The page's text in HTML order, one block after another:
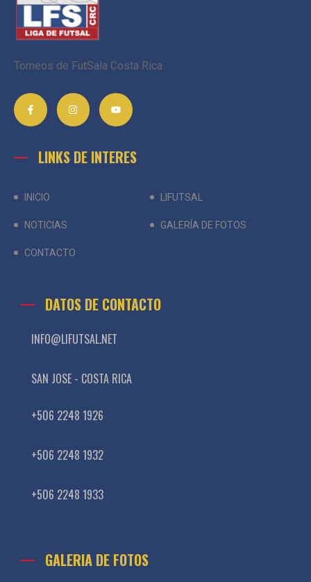
Torneos de FutSala Costa Rica
LINKS DE INTERES
INICIO LIFUTSAL
NOTICIAS GALERÍA DE FOTOS
CONTACTO
DATOS DE CONTACTO
INFO@LIFUTSAL.NET
SAN JOSE - COSTA RICA
+506 2248 1926
+506 2248 1932
+506 2248 1933
GALERIA DE FOTOS